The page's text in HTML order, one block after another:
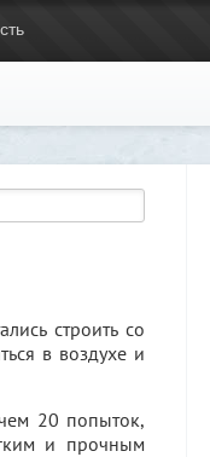
строить со
в воздухе и
20 попыток,
и прочным